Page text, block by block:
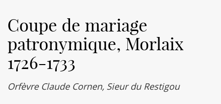
Coupe de mariage
patronymique, Morlaix
1726-1733
Orfèvre Claude Cornen, Sieur du Restigou